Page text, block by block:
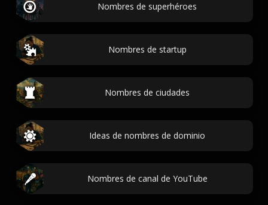
Nombres de superhéroes
Nombres de startup
Nombres de ciudades
Ideas de nombres de dominio
Nombres de canal de YouTube